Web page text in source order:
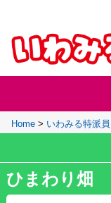
Home > いわみる特派員
ひまわり畑